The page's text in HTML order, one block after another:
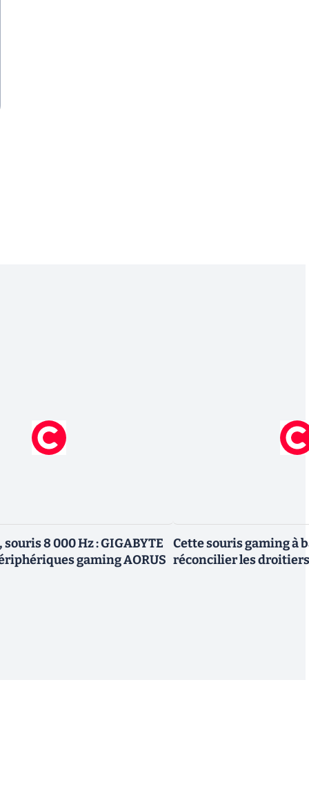
souris 8 000 Hz : GIGABYTE
gaming AORUS
Cette souris gaming à
réconcilier les